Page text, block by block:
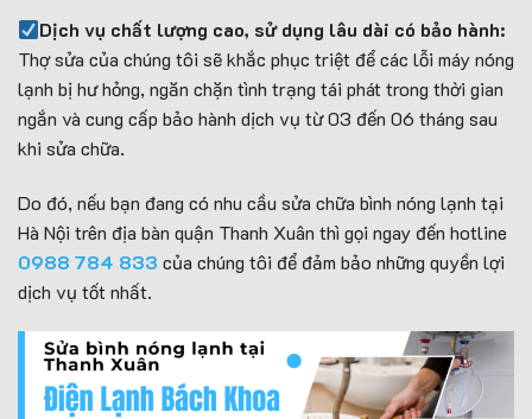
Dịch vụ chất lượng cao, sử dụng lâu dài có bảo hành:
Thợ sửa của chúng tôi sẽ khắc phục triệt để các lỗi máy nóng
lạnh bị hư hỏng, ngăn chặn tình trạng tái phát trong thời gian
ngắn và cung cấp bảo hành dịch vụ từ 03 đến 06 tháng sau
khi sửa chữa.
Do đó, nếu bạn đang có nhu cầu sửa chữa bình nóng lạnh tại
Hà Nội trên địa bàn quận Thanh Xuân thì gọi ngay đến hotline
0988 784 833 của chúng tôi để đảm bảo những quyền lợi
dịch vụ tốt nhất.